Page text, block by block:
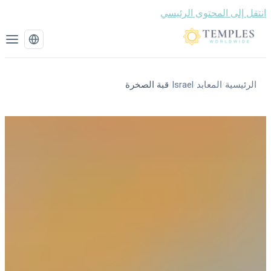
إلى المحتوى الرئيسي
الرئيسية/المعابد/
Israel
/قبة الصخرة